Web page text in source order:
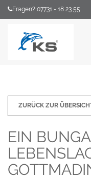
Fragen? 07731 - 18 23 55
ZURÜCK ZUR
EIN